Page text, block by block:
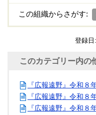
この組織からさがす:
登録日:
このカテゴリー内の
『広報遠野』令和
『広報遠野』令和
『広報遠野』令和